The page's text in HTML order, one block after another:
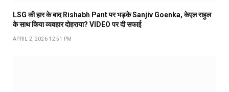
LSG की हार के बाद Rishabh Pant पर भड़के Sanjiv Goenka, केएल राहुल
के साथ किया व्यवहार दोहराया? VIDEO पर दी सफाई
APRIL 2, 2026 12:51 PM